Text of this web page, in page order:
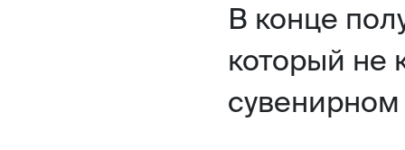
В конце
который не